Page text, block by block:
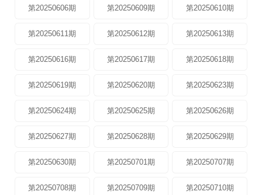
第20250606期 第20250609期 第20250610期
第20250611期 第20250612期 第20250613期
第20250616期 第20250617期 第20250618期
第20250619期 第20250620期 第20250623期
第20250624期 第20250625期 第20250626期
第20250627期 第20250628期 第20250629期
第20250630期 第20250701期 第20250707期
第20250708期 第20250709期 第20250710期